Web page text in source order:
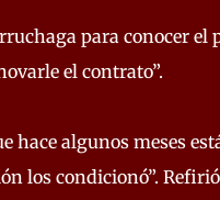
para conocer el
el contrato”.
hace algunos meses
los condicionó”.